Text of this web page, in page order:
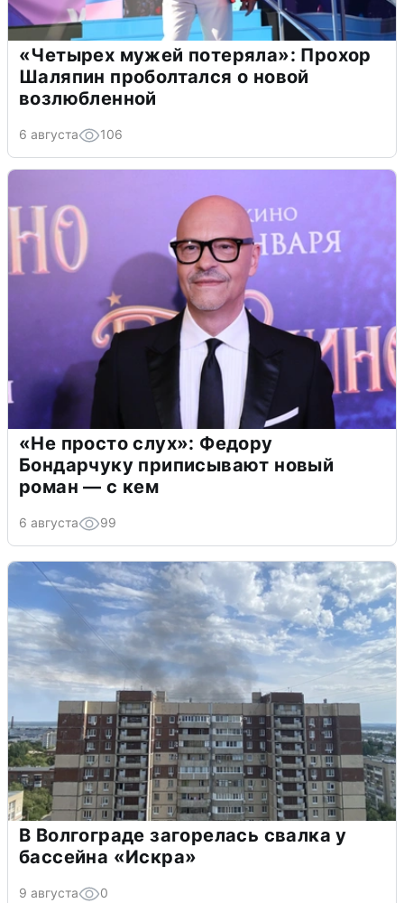
«Четырех мужей потеряла»: Прохор
Шаляпин проболтался о новой
возлюбленной
6 августа 106
«Не просто слух»: Федору
Бондарчуку приписывают новый
роман — с кем
6 августа 99
В Волгограде загорелась свалка у
бассейна «Искра»
9 августа 0